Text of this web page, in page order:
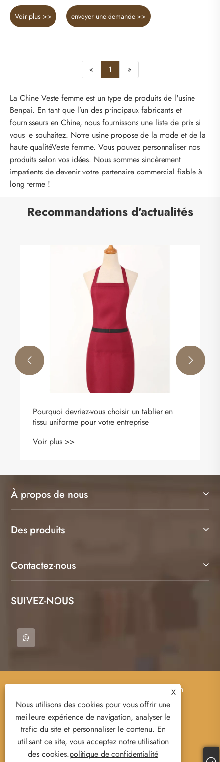
Voir plus >> envoyer une demande >>
« 1 »
La Chine Veste femme est un type de produits de l'usine
Benpai. En tant que l’un des principaux fabricants et
fournisseurs en Chine, nous fournissons une liste de prix si
vous le souhaitez. Notre usine propose de la mode et de la
haute qualitéVeste femme. Vous pouvez personnaliser nos
produits selon vos idées. Nous sommes sincèrement
impatients de devenir votre partenaire commercial fiable à
long terme !
Recommandations d'actualités
Qu'est-ce qui fait d'un sweat-shirt à col rond
en coton l'essentiel de votre garde-robe
Voir plus >>
 
À propos de nous
Des produits
Contactez-nous
SUIVEZ-NOUS
Copyright © 2023 COMT un comté de Cangnan
Qimeng Clothing Co., Ltd. - T-shirt, polo, sweat-
chemise - Tous droits réservés.
Links Sitemap RSS
XML
politique de confidentialité
X
Nous utilisons des cookies pour vous offrir une
meilleure expérience de navigation, analyser le
trafic du site et personnaliser le contenu. En
utilisant ce site, vous acceptez notre utilisation
des cookies.politique de confidentialité